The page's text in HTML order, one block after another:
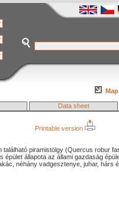
Data sheet
Printable version
piramistölgy (Quercus robur
állapota az állami gazdaság
néhány vadgesztenye, juhar, hárs